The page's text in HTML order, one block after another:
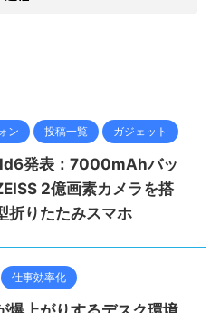
ン 投稿一覧 ガジェット
発表：7000mAhバッ
2億画素カメラを搭
折りたたみスマホ
仕事効率化